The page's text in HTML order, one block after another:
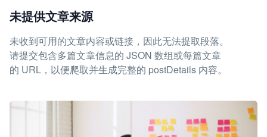
未提供文章来源
未收到可用的文章内容或链接，因此无法提取段落。
请提交包含多篇文章信息的 JSON 数组或每篇文章
的 URL，以便爬取并生成完整的 postDetails 内容。